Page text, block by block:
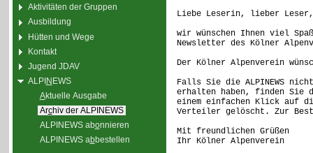
Aktivitäten der Gruppen
Ausbildung
Hütten und Wege
Kontakt
Jugend JDAV
ALPINEWS
Aktuelle Ausgabe
Archiv der ALPINEWS
ALPINEWS abonnieren
ALPINEWS abbestellen
Liebe Leserin, lieber Leser,
wir wünschen Ihnen viel Spaß
Newsletter des Kölner
Der Kölner Alpenverein
Falls Sie die ALPINEWS
erhalten haben, finden Sie
einem einfachen Klick auf
Verteiler gelöscht. Zur
Mit freundlichen Grüßen
Ihr Kölner Alpenverein